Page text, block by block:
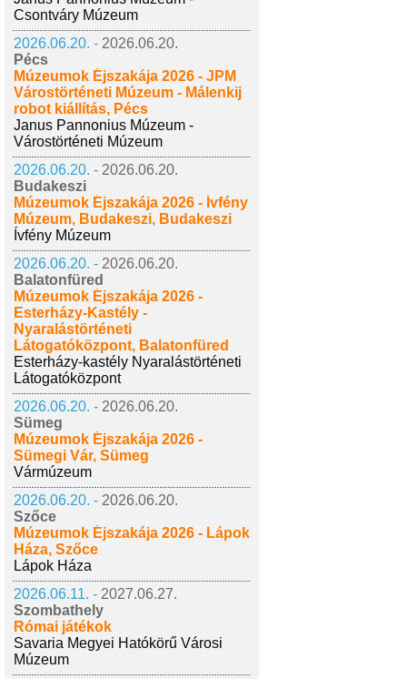
Csontváry Múzeum
2026.06.20. - 2026.06.20.
Pécs
Múzeumok Éjszakája 2026 - JPM
Várostörténeti Múzeum - Málenkij
robot kiállítás, Pécs
Janus Pannonius Múzeum -
Várostörténeti Múzeum
2026.06.20. - 2026.06.20.
Budakeszi
Múzeumok Éjszakája 2026 - Ívfény
Múzeum, Budakeszi, Budakeszi
Ívfény Múzeum
2026.06.20. - 2026.06.20.
Balatonfüred
Múzeumok Éjszakája 2026 -
Esterházy-Kastély -
Nyaralástörténeti
Látogatóközpont, Balatonfüred
Esterházy-kastély Nyaralástörténeti
Látogatóközpont
2026.06.20. - 2026.06.20.
Sümeg
Múzeumok Éjszakája 2026 -
Sümegi Vár, Sümeg
Vármúzeum
2026.06.20. - 2026.06.20.
Szőce
Múzeumok Éjszakája 2026 - Lápok
Háza, Szőce
Lápok Háza
2026.06.11. - 2027.06.27.
Szombathely
Római játékok
Savaria Megyei Hatókörű Városi
Múzeum